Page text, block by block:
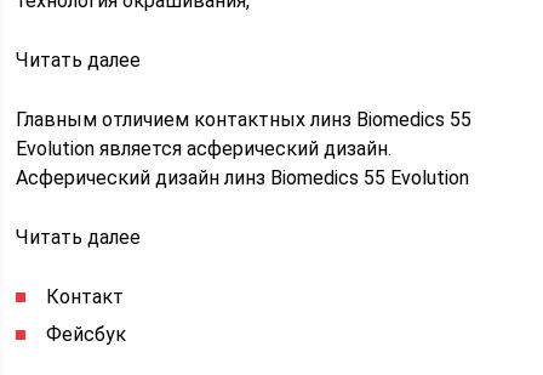
Читать далее
Главным отличием контактных линз Biomedics 55
Evolution является асферический дизайн.
Асферический дизайн линз Biomedics 55 Evolution
Читать далее
Контакт
Фейсбук